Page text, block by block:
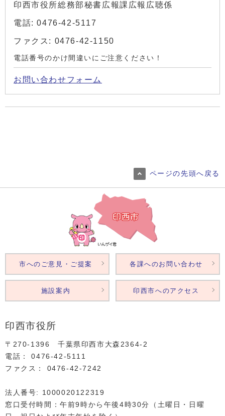
印西市役所総務部秘書広報課広報広聴係
電話: 0476-42-5117
ファクス: 0476-42-1150
電話番号のかけ間違いにご注意ください！
お問い合わせフォーム
ページの先頭へ戻る
印西市役所
〒270-1396 千葉県印西市大森2364‐2
電話： 0476‐42‐5111
ファクス： 0476‐42‐7242
法人番号: 1000020122319
窓口受付時間：午前9時から午後4時30分（土曜日・日曜
市へのご意見・ご提案 各課へのお問い合わせ
施設案内 印西市へのアクセス